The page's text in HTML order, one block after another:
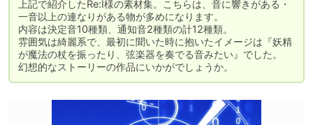
上記で紹介したRe:I様の素材集。こちらは、音に響きがある・
一音以上の連なりがある物が多めになります。
内容は決定音10種類、通知音2種類の計12種類。
雰囲気は綺麗系で、最初に聞いた時に抱いたイメージは『妖精
が魔法の杖を振ったり、弦楽器を奏でる音みたい』でした。
幻想的なストーリーの作品にいかがでしょうか。